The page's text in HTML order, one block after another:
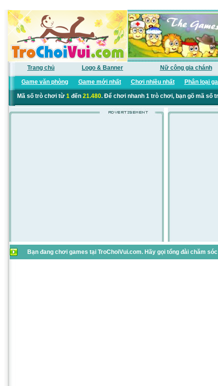
Trang chủ Logo & Banner Nữ công gia chánh
Game văn phòng Game mới nhất Chơi nhiều nhất Phân loại
Mã số trò chơi từ 1đến 21.480. Để chơi nhanh 1 trò chơi, bạn gõ mã số
Bạn đang chơi games tại TroChoiVui.com. Hãy gọi tổng đài chăm